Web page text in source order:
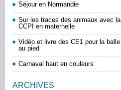
Séjour en Normandie
Sur les traces des animaux avec la
CCPI en maternelle
Vidéo et livre des CE1 pour la balle
au pied
Carnaval haut en couleurs
ARCHIVES